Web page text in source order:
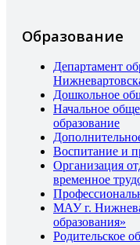
Образование
Департамент
Дошкольное
Начальное
образование
Воспитание и
Организация
временное
МАУ г.
образования»
Родительское